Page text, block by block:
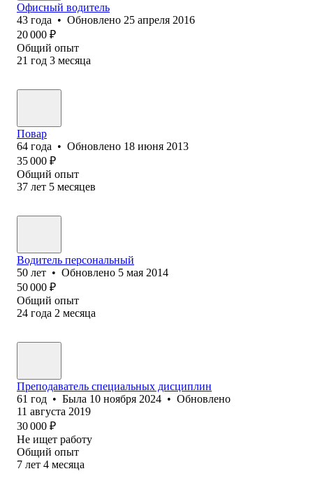
Офисный водитель
43 года • Обновлено 25 апреля 2016
20 000 ₽
Общий опыт
21 год 3 месяца
Повар
64 года • Обновлено 18 июня 2013
35 000 ₽
Общий опыт
37 лет 5 месяцев
Водитель персональный
50 лет • Обновлено 5 мая 2014
50 000 ₽
Общий опыт
24 года 2 месяца
Преподаватель специальных дисциплин
61 год • Была 10 ноября 2024 • Обновлено
11 августа 2019
30 000 ₽
Не ищет работу
Общий опыт
7 лет 4 месяца